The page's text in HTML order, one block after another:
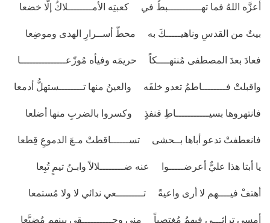
أعزَّه اللهُ فما تهـــــــــــبطُ في كعبتِه الأمــــــــلاكُ إلّا خضعا
بيتٌ من القدسِ وناهيـــــكَ به محطّ أســرارِ الهدى وموضِعا
فعادَ بعدَ المصطفى مُنتهــــكاً حريمَه وفيأه مُوزّعـــــــــــــــا
واقبلتْ فــــــــاطمُ تعدو خلفَه والعينُ منها تــــــــستهلُّ أدمعا
فانتهروها بسيـــــــــــاطِ قنفذٍ وكسروا بالضربِ منها أضلعا
فانعطفتْ تدعو أباها بــحشى تســــــاقطتْ مـعَ الدموعِ قِطعا
يا أبتا هذا عليٌّ أعرضـــــوا عنه ضــــــــلالاً وابـنُ تيمٍ تُبِعا
أهتفْ فيــــهم لا أرى واعيةً تـــــــــعي ندائي لا ولا مُستمعا
أمسى تراثـــي فيهمُ مُغتصباً مني وحــــــــــقي بينهم مُضيَّعا